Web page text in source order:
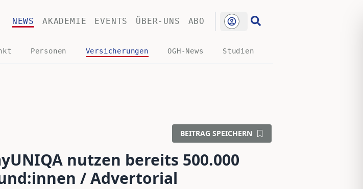
NEWS AKADEMIE EVENTS ÜBER-UNS ABO
Personen Versicherungen OGH-News Studien
BEITRAG SPEICHERN
nutzen bereits 500.000
/ Advertorial